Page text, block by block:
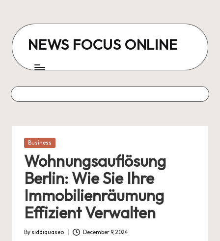
content
NEWS FOCUS ONLINE
Posted
Business
Wohnungsauflösung
Berlin: Wie Sie Ihre
Immobilienräumung
Effizient Verwalten
Posted
By siddiquaseo December 9, 2024